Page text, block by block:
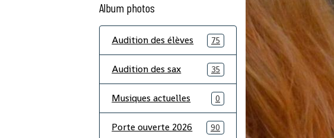
Album photos
Audition des élèves 75
Audition des sax 35
Musiques actuelles 0
Porte ouverte 2026 90